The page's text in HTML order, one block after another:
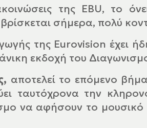
της EBU, το
σήμερα, πολύ
της Eurovision έχει
εκδοχή του
αποτελεί το επόμενο
ταυτόχρονα την
να αφήσουν το